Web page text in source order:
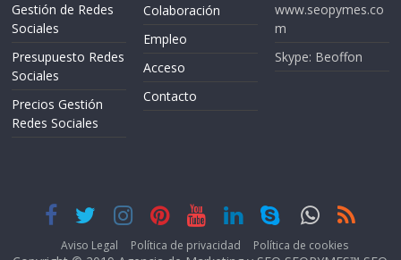
Gestión de Redes
Sociales
Presupuesto Redes
Sociales
Precios Gestión
Redes Sociales
Colaboración
Empleo
Acceso
Contacto
www.seopymes.co
m
Skype: Beoffon
Aviso Legal Política de privacidad Política de cookies